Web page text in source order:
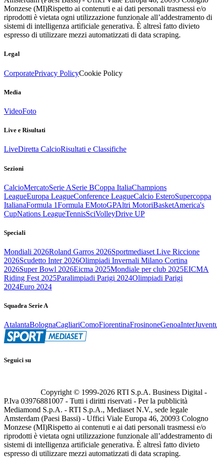
Monzese (MI)Rispetto ai contenuti e ai dati personali trasmessi e/o
riprodotti è vietata ogni utilizzazione funzionale all’addestramento di
sistemi di intelligenza artificiale generativa. È altresì fatto divieto
espresso di utilizzare mezzi automatizzati di data scraping.
Legal
CorporatePrivacy PolicyCookie Policy
Media
VideoFoto
Live e Risultati
LiveDiretta CalcioRisultati e Classifiche
Sezioni
CalcioMercatoSerie ASerie BCoppa ItaliaChampions
LeagueEuropa LeagueConference LeagueCalcio EsteroSupercoppa
ItalianaFormula 1Formula EMotoGPAltri MotoriBasketAmerica's
CupNations LeagueTennisSciVolleyDrive UP
Speciali
Mondiali 2026Roland Garros 2026Sportmediaset Live Riccione
2026Scudetto Inter 2026Olimpiadi Invernali Milano Cortina
2026Super Bowl 2026Eicma 2025Mondiale per club 2025EICMA
Riding Fest 2025Paralimpiadi Parigi 2024Olimpiadi Parigi
2024Euro 2024
Squadra Serie A
AtalantaBolognaCagliariComoFiorentinaFrosinoneGenoaInter
Seguici su
Copyright © 1999-2026 RTI S.p.A. Business Digital -
P.Iva 03976881007 - Tutti i diritti riservati - Per la pubblicità
Mediamond S.p.A. - RTI S.p.A., Mediaset N.V., sede legale
Amsterdam (Paesi Bassi) - Uffici Viale Europa 46, 20093 Cologno
Monzese (MI)Rispetto ai contenuti e ai dati personali trasmessi e/o
riprodotti è vietata ogni utilizzazione funzionale all’addestramento di
sistemi di intelligenza artificiale generativa. È altresì fatto divieto
espresso di utilizzare mezzi automatizzati di data scraping.